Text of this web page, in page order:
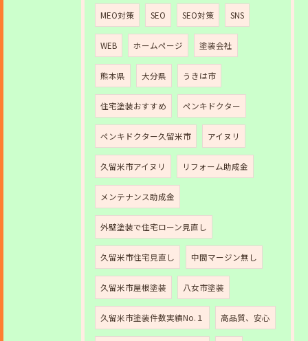
MEO対策 SEO SEO対策 SNS
WEB ホームページ 塗装会社
熊本県 大分県 うきは市
住宅塗装おすすめ ペンキドクター
ペンキドクター久留米市 アイヌリ
久留米市アイヌリ リフォーム助成金
メンテナンス助成金
外壁塗装で住宅ローン見直し
久留米市住宅見直し 中間マージン無し
久留米市屋根塗装 八女市塗装
久留米市塗装件数実績No.１ 高品質、安心